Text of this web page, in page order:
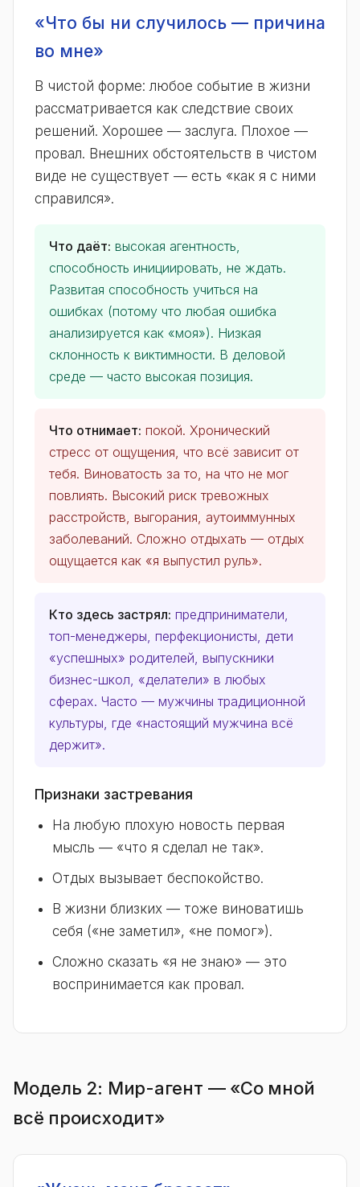
«Что бы ни случилось — причина
во мне»
В чистой форме: любое событие в жизни
рассматривается как следствие своих
решений. Хорошее — заслуга. Плохое —
провал. Внешних обстоятельств в чистом
виде не существует — есть «как я с ними
справился».
Что даёт: высокая агентность,
способность инициировать, не ждать.
Развитая способность учиться на
ошибках (потому что любая ошибка
анализируется как «моя»). Низкая
склонность к виктимности. В деловой
среде — часто высокая позиция.
Что отнимает: покой. Хронический
стресс от ощущения, что всё зависит от
тебя. Виноватость за то, на что не мог
повлиять. Высокий риск тревожных
расстройств, выгорания, аутоиммунных
заболеваний. Сложно отдыхать — отдых
ощущается как «я выпустил руль».
Кто здесь застрял: предприниматели,
топ-менеджеры, перфекционисты, дети
«успешных» родителей, выпускники
бизнес-школ, «делатели» в любых
сферах. Часто — мужчины традиционной
культуры, где «настоящий мужчина всё
держит».
Признаки застревания
На любую плохую новость первая
мысль — «что я сделал не так».
Отдых вызывает беспокойство.
В жизни близких — тоже виноватишь
себя («не заметил», «не помог»).
Сложно сказать «я не знаю» — это
воспринимается как провал.
Модель 2: Мир-агент — «Со мной
всё происходит»